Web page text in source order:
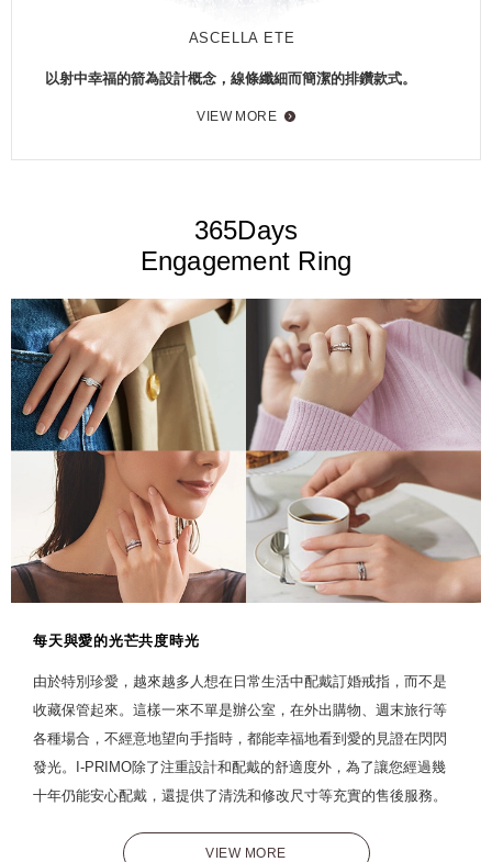
ASCELLA ETE
以射中幸福的箭為設計概念，線條纖細而簡潔的排鑽款式。
VIEW MORE
365Days
Engagement Ring
每天與愛的光芒共度時光
由於特別珍愛，越來越多人想在日常生活中配戴訂婚戒指，而不是
收藏保管起來。這樣一來不單是辦公室，在外出購物、週末旅行等
各種場合，不經意地望向手指時，都能幸福地看到愛的見證在閃閃
發光。I-PRIMO除了注重設計和配戴的舒適度外，為了讓您經過幾
十年仍能安心配戴，還提供了清洗和修改尺寸等充實的售後服務。
VIEW MORE